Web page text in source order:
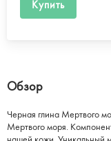
Купить
Обзор
Черная глина Мертвого
Мертвого моря.